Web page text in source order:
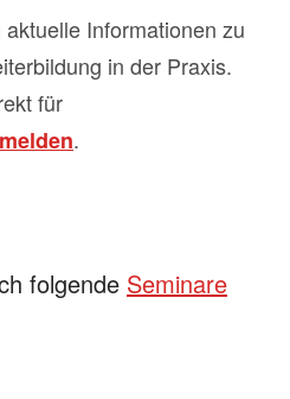
Informationen zu
in der Praxis.
für
.
folgende Seminare